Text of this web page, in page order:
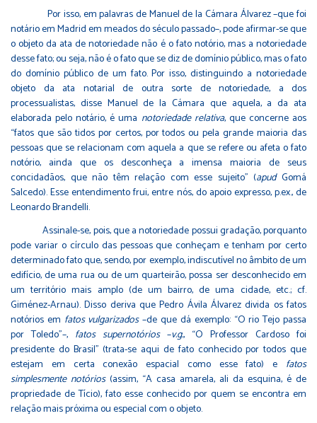
Por isso, em palavras de Manuel de la Cámara Álvarez –que foi
notário em Madrid em meados do século passado–, pode afirmar-se que
o objeto da ata de notoriedade não é o fato notório, mas a notoriedade
desse fato; ou seja, não é o fato que se diz de domínio público, mas o fato
do domínio público de um fato. Por isso, distinguindo a notoriedade
objeto da ata notarial de outra sorte de notoriedade, a dos
processualistas, disse Manuel de la Cámara que aquela, a da ata
elaborada pelo notário, é uma notoriedade relativa, que concerne aos
“fatos que são tidos por certos, por todos ou pela grande maioria das
pessoas que se relacionam com aquela a que se refere ou afeta o fato
notório, ainda que os desconheça a imensa maioria de seus
concidadãos, que não têm relação com esse sujeito” (apudGomá
Salcedo). Esse entendimento frui, entre nós, do apoio expresso, p.ex., de
Leonardo Brandelli.
Assinale-se, pois, que a notoriedade possui gradação, porquanto
pode variar o círculo das pessoas que conheçam e tenham por certo
determinado fato que, sendo, por exemplo, indiscutível no âmbito de um
edifício, de uma rua ou de um quarteirão, possa ser desconhecido em
um território mais amplo (de um bairro, de uma cidade, etc.; cf.
Giménez-Arnau). Disso deriva que Pedro Ávila Álvarez divida os fatos
notórios em fatos vulgarizados–de que dá exemplo: “O rio Tejo passa
por Toledo”–, fatos supernotórios–v.g., “O Professor Cardoso foi
presidente do Brasil” (trata-se aqui de fato conhecido por todos que
estejam em certa conexão espacial como esse fato) e fatos
simplesmente notórios(assim, “A casa amarela, ali da esquina, é de
propriedade de Tício), fato esse conhecido por quem se encontra em
relação mais próxima ou especial com o objeto.